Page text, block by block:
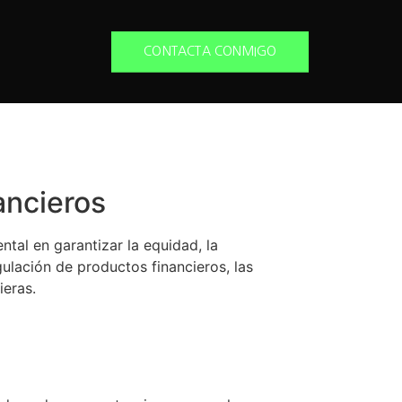
CONTACTA CONMIGO
en garantizar la equidad, la
de productos financieros, las